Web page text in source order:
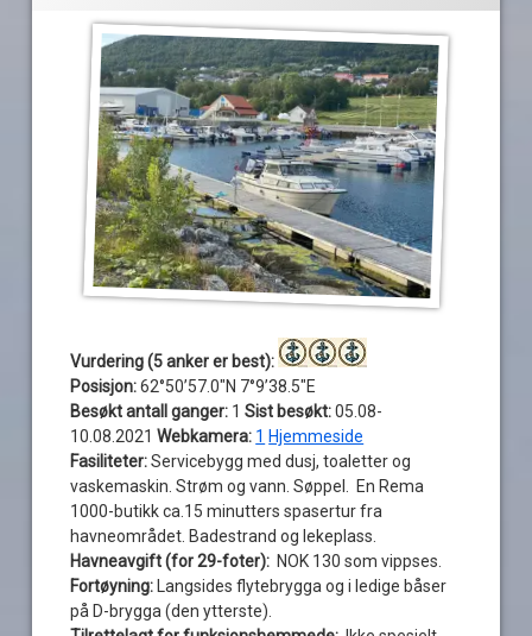
Vurdering (5 anker er best):
Posisjon:62°50’57.0″N 7°9’38.5″E
Besøkt antall ganger: 1Sist besøkt:05.08-
10.08.2021Webkamera: 1 Hjemmeside
Fasiliteter:Servicebygg med dusj, toaletter og
vaskemaskin. Strøm og vann. Søppel. En Rema
1000-butikk ca.15 minutters spasertur fra
havneområdet. Badestrand og lekeplass.
Havneavgift (for 29-foter): NOK 130 som vippses.
Fortøyning: Langsides flytebrygga og i ledige båser
på D-brygga (den ytterste).